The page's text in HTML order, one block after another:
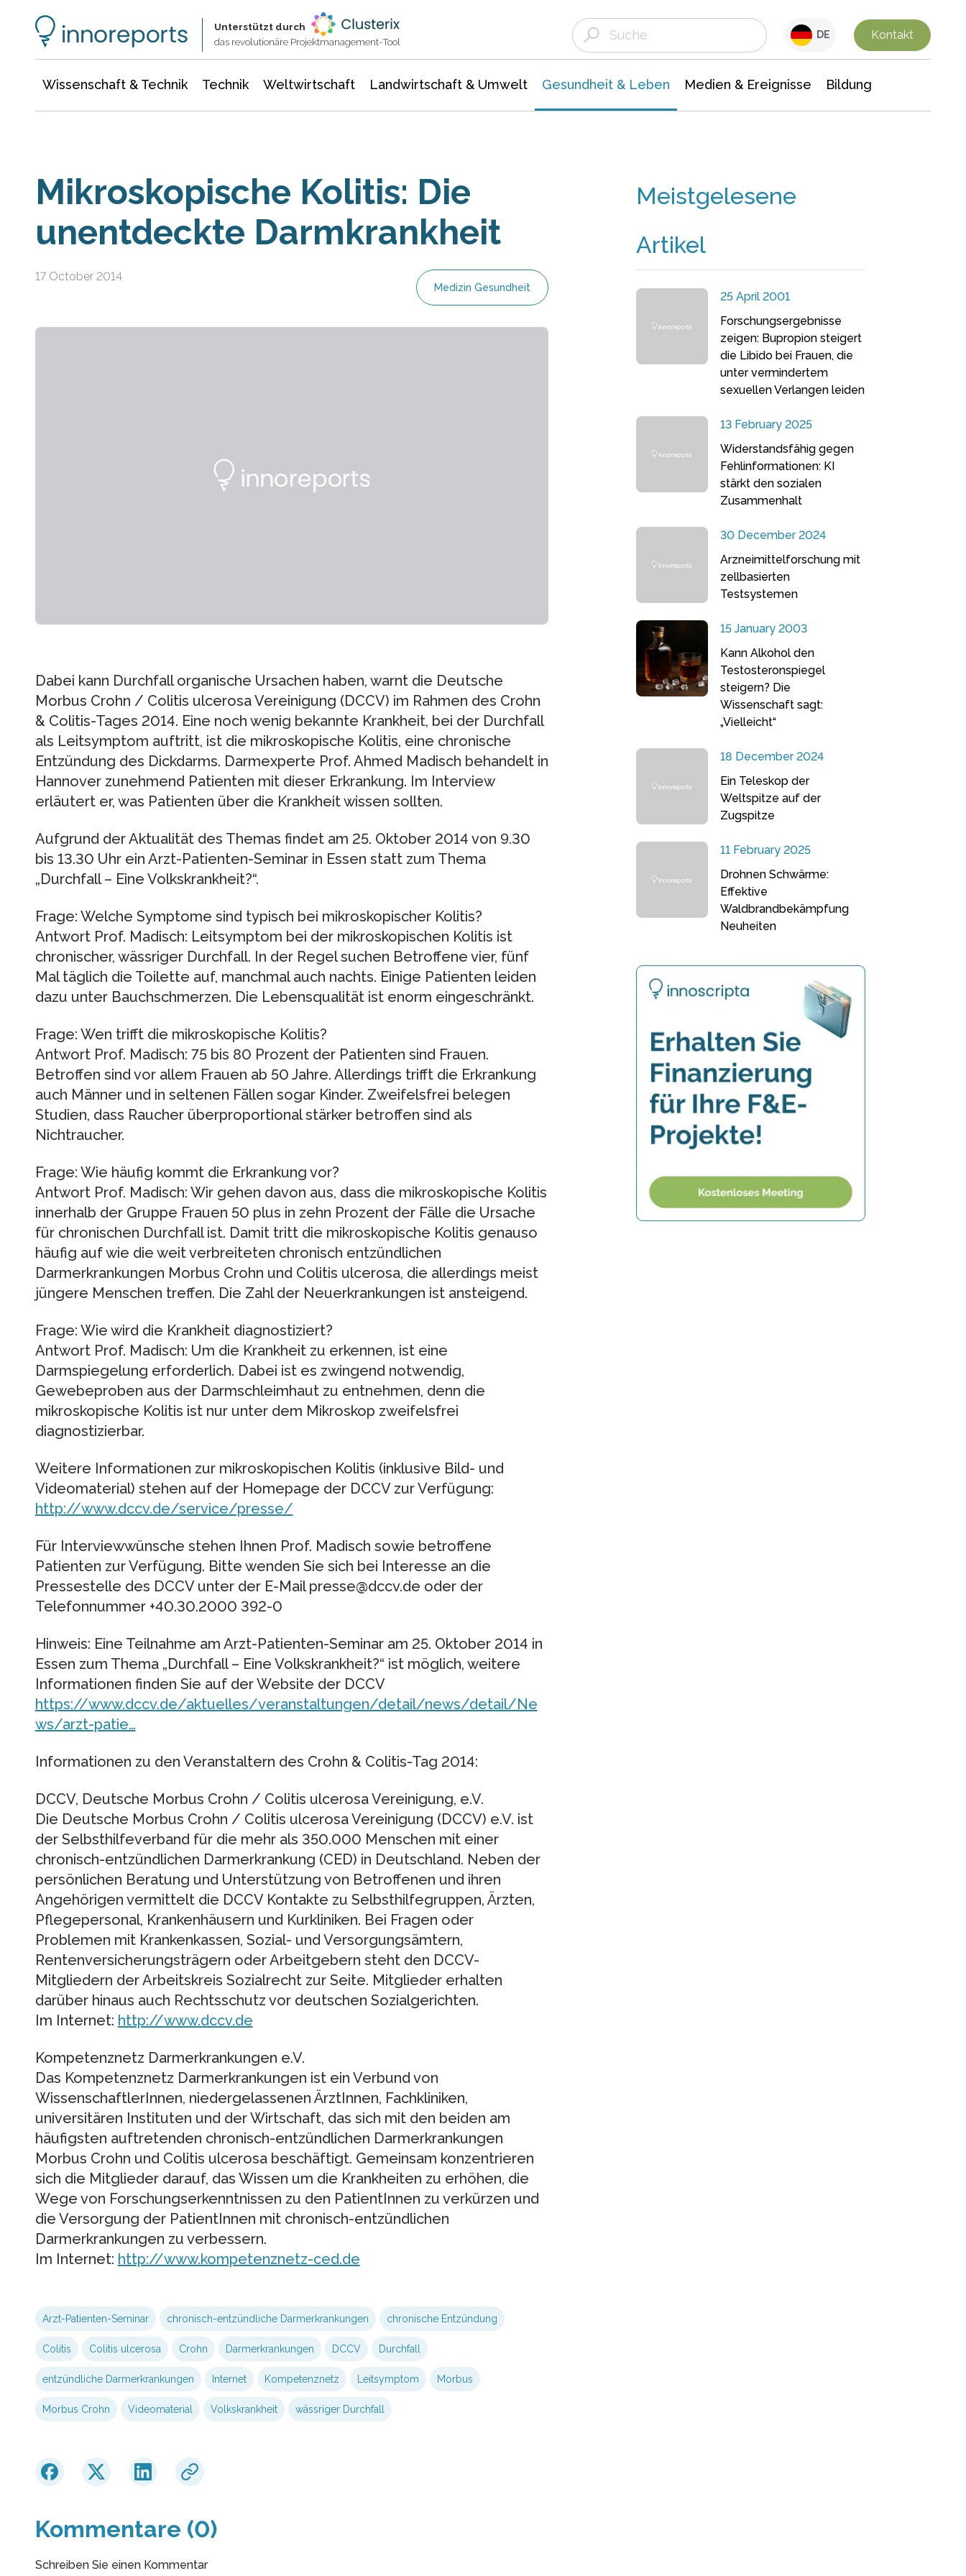
Unterstützt durch
das revolutionäre Projektmanagement-Tool
DE Kontakt
Wissenschaft & Technik Technik Weltwirtschaft Landwirtschaft & Umwelt Gesundheit & Leben Medien & Ereignisse Bildung
Mikroskopische Kolitis: Die
unentdeckte Darmkrankheit
17 October 2014
Medizin Gesundheit
Dabei kann Durchfall organische Ursachen haben, warnt die Deutsche
Morbus Crohn / Colitis ulcerosa Vereinigung (DCCV) im Rahmen des Crohn
& Colitis-Tages 2014. Eine noch wenig bekannte Krankheit, bei der Durchfall
als Leitsymptom auftritt, ist die mikroskopische Kolitis, eine chronische
Entzündung des Dickdarms. Darmexperte Prof. Ahmed Madisch behandelt in
Hannover zunehmend Patienten mit dieser Erkrankung. Im Interview
erläutert er, was Patienten über die Krankheit wissen sollten.
Aufgrund der Aktualität des Themas findet am 25. Oktober 2014 von 9.30
bis 13.30 Uhr ein Arzt-Patienten-Seminar in Essen statt zum Thema
„Durchfall – Eine Volkskrankheit?“.
Frage: Welche Symptome sind typisch bei mikroskopischer Kolitis?
Antwort Prof. Madisch: Leitsymptom bei der mikroskopischen Kolitis ist
chronischer, wässriger Durchfall. In der Regel suchen Betroffene vier, fünf
Mal täglich die Toilette auf, manchmal auch nachts. Einige Patienten leiden
dazu unter Bauchschmerzen. Die Lebensqualität ist enorm eingeschränkt.
Frage: Wen trifft die mikroskopische Kolitis?
Antwort Prof. Madisch: 75 bis 80 Prozent der Patienten sind Frauen.
Betroffen sind vor allem Frauen ab 50 Jahre. Allerdings trifft die Erkrankung
auch Männer und in seltenen Fällen sogar Kinder. Zweifelsfrei belegen
Studien, dass Raucher überproportional stärker betroffen sind als
Nichtraucher.
Frage: Wie häufig kommt die Erkrankung vor?
Antwort Prof. Madisch: Wir gehen davon aus, dass die mikroskopische Kolitis
innerhalb der Gruppe Frauen 50 plus in zehn Prozent der Fälle die Ursache
für chronischen Durchfall ist. Damit tritt die mikroskopische Kolitis genauso
häufig auf wie die weit verbreiteten chronisch entzündlichen
Darmerkrankungen Morbus Crohn und Colitis ulcerosa, die allerdings meist
jüngere Menschen treffen. Die Zahl der Neuerkrankungen ist ansteigend.
Frage: Wie wird die Krankheit diagnostiziert?
Antwort Prof. Madisch: Um die Krankheit zu erkennen, ist eine
Darmspiegelung erforderlich. Dabei ist es zwingend notwendig,
Gewebeproben aus der Darmschleimhaut zu entnehmen, denn die
mikroskopische Kolitis ist nur unter dem Mikroskop zweifelsfrei
diagnostizierbar.
Weitere Informationen zur mikroskopischen Kolitis (inklusive Bild- und
Videomaterial) stehen auf der Homepage der DCCV zur Verfügung:
http://www.dccv.de/service/presse/
Für Interviewwünsche stehen Ihnen Prof. Madisch sowie betroffene
Patienten zur Verfügung. Bitte wenden Sie sich bei Interesse an die
Pressestelle des DCCV unter der E-Mail presse@dccv.de oder der
Telefonnummer +40.30.2000 392-0
Hinweis: Eine Teilnahme am Arzt-Patienten-Seminar am 25. Oktober 2014 in
Essen zum Thema „Durchfall – Eine Volkskrankheit?“ ist möglich, weitere
Informationen finden Sie auf der Website der DCCV
https://www.dccv.de/aktuelles/veranstaltungen/detail/news/detail/Ne
ws/arzt-patie…
Informationen zu den Veranstaltern des Crohn & Colitis-Tag 2014:
DCCV, Deutsche Morbus Crohn / Colitis ulcerosa Vereinigung, e.V.
Die Deutsche Morbus Crohn / Colitis ulcerosa Vereinigung (DCCV) e.V. ist
der Selbsthilfeverband für die mehr als 350.000 Menschen mit einer
chronisch-entzündlichen Darmerkrankung (CED) in Deutschland. Neben der
persönlichen Beratung und Unterstützung von Betroffenen und ihren
Angehörigen vermittelt die DCCV Kontakte zu Selbsthilfegruppen, Ärzten,
Pflegepersonal, Krankenhäusern und Kurkliniken. Bei Fragen oder
Problemen mit Krankenkassen, Sozial- und Versorgungsämtern,
Rentenversicherungsträgern oder Arbeitgebern steht den DCCV-
Mitgliedern der Arbeitskreis Sozialrecht zur Seite. Mitglieder erhalten
darüber hinaus auch Rechtsschutz vor deutschen Sozialgerichten.
Im Internet: http://www.dccv.de
Kompetenznetz Darmerkrankungen e.V.
Das Kompetenznetz Darmerkrankungen ist ein Verbund von
WissenschaftlerInnen, niedergelassenen ÄrztInnen, Fachkliniken,
universitären Instituten und der Wirtschaft, das sich mit den beiden am
häufigsten auftretenden chronisch-entzündlichen Darmerkrankungen
Morbus Crohn und Colitis ulcerosa beschäftigt. Gemeinsam konzentrieren
sich die Mitglieder darauf, das Wissen um die Krankheiten zu erhöhen, die
Wege von Forschungserkenntnissen zu den PatientInnen zu verkürzen und
die Versorgung der PatientInnen mit chronisch-entzündlichen
Darmerkrankungen zu verbessern.
Im Internet: http://www.kompetenznetz-ced.de
Arzt-Patienten-Seminar chronisch-entzündliche Darmerkrankungen chronische Entzündung
Colitis Colitis ulcerosa Crohn Darmerkrankungen DCCV Durchfall
entzündliche Darmerkrankungen Internet Kompetenznetz Leitsymptom Morbus
Morbus Crohn Videomaterial Volkskrankheit wässriger Durchfall
Kommentare (0)
Schreiben Sie einen Kommentar
Meistgelesene
Artikel
25 April 2001
Forschungsergebnisse
zeigen: Bupropion steigert
die Libido bei Frauen, die
unter vermindertem
sexuellen Verlangen leiden
13 February 2025
Widerstandsfähig gegen
Fehlinformationen: KI
stärkt den sozialen
Zusammenhalt
30 December 2024
Arzneimittelforschung mit
zellbasierten
Testsystemen
15 January 2003
Kann Alkohol den
Testosteronspiegel
steigern? Die
Wissenschaft sagt:
„Vielleicht“
18 December 2024
Ein Teleskop der
Weltspitze auf der
Zugspitze
11 February 2025
Drohnen Schwärme:
Effektive
Waldbrandbekämpfung
Neuheiten